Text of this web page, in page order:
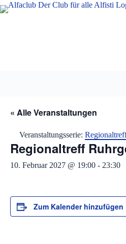
Zum
Inhalt
« Alle Veranstaltungen
Veranstaltungsserie:
Regionaltreff
10. Februar 2027 @ 19:00 - 23:30
Zum Kalender hinzufügen